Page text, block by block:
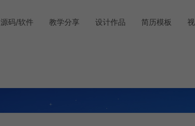
源码/软件 教学分享 设计作品 简历模板